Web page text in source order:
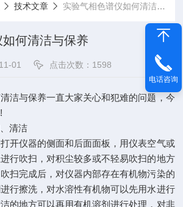
技术文章 实验气相色谱仪如何清洁与保养
何清洁与保养
01 点击次数：1598
洁与保养一直大家关心和犯难的问题，今
清洁
开仪器的侧面和后面面板，用仪表空气或
行吹扫，对积尘较多或不轻易吹扫的地方
扫完成后，对仪器内部存在有机物污染的
行擦洗，对水溶性有机物可以先用水进行
的地方可以再用有机溶剂进行处理，对非
电话咨询